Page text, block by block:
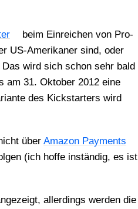
beim Ein­rei­chen von Pro­
US-Ame­ri­ka­ner sind, oder
wird sich schon sehr bald
am 31. Okto­ber 2012 eine
des Kick­star­ters wird
über Ama­zon Pay­ments
(ich hof­fe instän­dig, es ist
aller­dings wer­den die